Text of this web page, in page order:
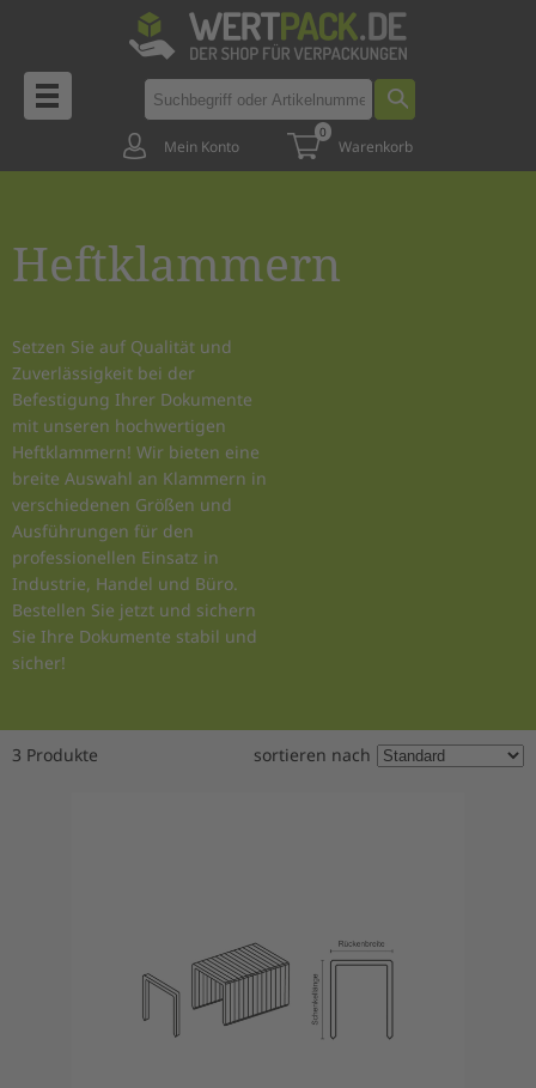
Mein Konto
0
Warenkorb
Heftklammern
Setzen Sie auf Qualität und
Zuverlässigkeit bei der
Befestigung Ihrer Dokumente
mit unseren hochwertigen
Heftklammern! Wir bieten eine
breite Auswahl an Klammern in
verschiedenen Größen und
Ausführungen für den
professionellen Einsatz in
Industrie, Handel und Büro.
Bestellen Sie jetzt und sichern
Sie Ihre Dokumente stabil und
sicher!
3 Produkte sortieren nach